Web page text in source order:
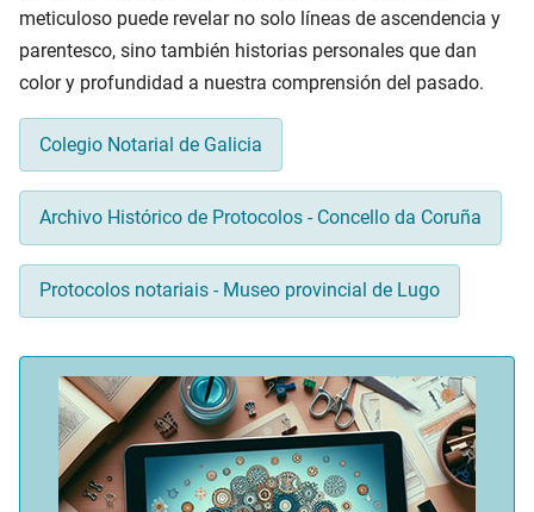
meticuloso puede revelar no solo líneas de ascendencia y
parentesco, sino también historias personales que dan
color y profundidad a nuestra comprensión del pasado.
Colegio Notarial de Galicia
Archivo Histórico de Protocolos - Concello da Coruña
Protocolos notariais - Museo provincial de Lugo